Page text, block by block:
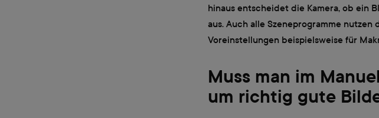
hinaus entscheidet die Kamera, ob ein
aus. Auch alle Szeneprogramme
Voreinstellungen beispielsweise für
Muss man im
um richtig gute